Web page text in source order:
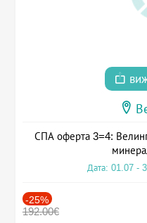
СПА оферта 3=4:
Дата: 01.07 -
-25%
192.00€